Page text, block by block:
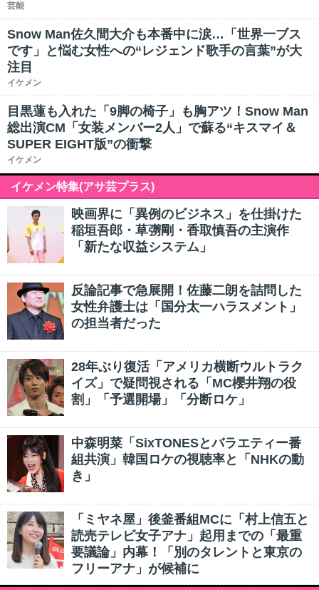
芸能
Snow Man佐久間大介も本番中に涙…「世界一ブス
です」と悩む女性への“レジェンド歌手の言葉”が大
注目
イケメン
目黒蓮も入れた「9脚の椅子」も胸アツ！Snow Man
総出演CM「女装メンバー2人」で蘇る“キスマイ＆
SUPER EIGHT版”の衝撃
イケメン
イケメン特集(アサ芸プラス)
映画界に「異例のビジネス」を仕掛けた
稲垣吾郎・草彅剛・香取慎吾の主演作
「新たな収益システム」
反論記事で急展開！佐藤二朗を詰問した
女性弁護士は「国分太一ハラスメント」
の担当者だった
28年ぶり復活「アメリカ横断ウルトラク
イズ」で疑問視される「MC櫻井翔の役
割」「予選開場」「分断ロケ」
中森明菜「SixTONESとバラエティー番
組共演」韓国ロケの視聴率と「NHKの動
き」
「ミヤネ屋」後釜番組MCに「村上信五と
読売テレビ女子アナ」起用までの「最重
要議論」内幕！「別のタレントと東京の
フリーアナ」が候補に